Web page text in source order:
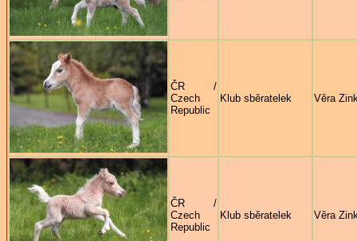
ČR /
Czech
Republic
Klub sběratelek Věra
ČR /
Czech
Republic
Klub sběratelek Věra